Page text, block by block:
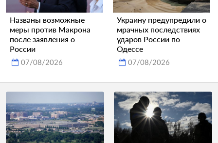
Названы возможные
меры против Макрона
после заявления о
России
07/08/2026
Украину предупредили о
мрачных последствиях
ударов России по
Одессе
07/08/2026